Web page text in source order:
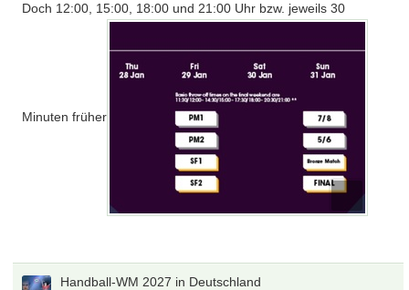
Die Spiel in der Hauptrunde in Köln beginnen jeweils um
https://handball2027.com/de/news/2026-0…
e%20Tickets&utm
Leider noch nicht, wie die vier Spiele am Final Tag aufgeteilt
Doch 12:00, 15:00, 18:00 und 21:00 Uhr bzw. jeweils 30
Minuten früher
Handball-WM 2027 in Deutschland